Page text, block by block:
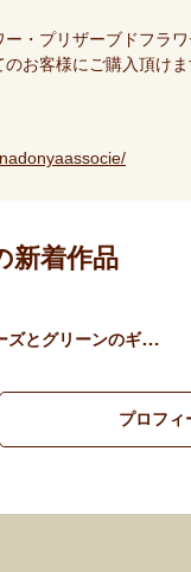
・プリザーブドフラ
お客様にご購入頂け
新着作品
ローズとグリーンのギフトア…
プロフィ